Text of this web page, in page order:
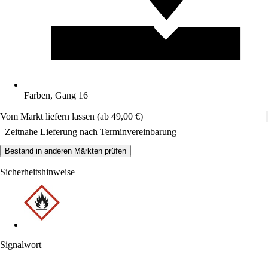
Farben, Gang 16
Vom Markt liefern lassen (ab 49,00 €)
Zeitnahe Lieferung nach Terminvereinbarung
Bestand in anderen Märkten prüfen
Sicherheitshinweise
Signalwort